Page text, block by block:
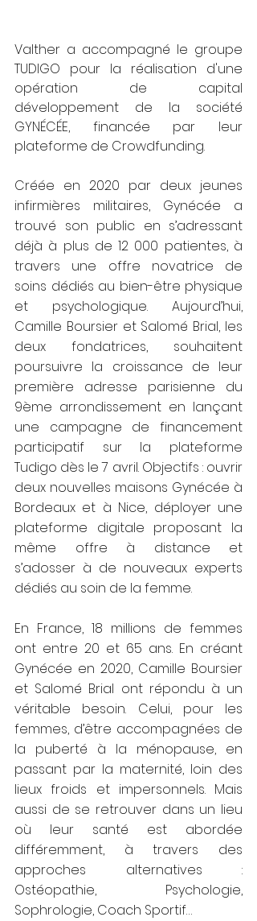
Valther a accompagné le groupe
TUDIGO pour la réalisation d'une
opération de capital
GYNÉCÉE, financée par leur
plateforme de Crowdfunding.
Créée en 2020 par deux jeunes
infirmières militaires, Gynécée a
trouvé son public en s’adressant
déjà à plus de 12 000 patientes, à
travers une offre novatrice de
soins dédiés au bien-être physique
et psychologique. Aujourd’hui,
Camille Boursier et Salomé Brial, les
deux fondatrices, souhaitent
poursuivre la croissance de leur
première adresse parisienne du
9ème arrondissement en lançant
une campagne de financement
participatif sur la plateforme
Tudigo dès le 7 avril. Objectifs : ouvrir
deux nouvelles maisons Gynécée à
Bordeaux et à Nice, déployer une
plateforme digitale proposant la
même offre à distance et
s’adosser à de nouveaux experts
dédiés au soin de la femme.
En France, 18 millions de femmes
ont entre 20 et 65 ans. En créant
Gynécée en 2020, Camille Boursier
et Salomé Brial ont répondu à un
véritable besoin. Celui, pour les
femmes, d’être accompagnées de
la puberté à la ménopause, en
passant par la maternité, loin des
lieux froids et impersonnels. Mais
aussi de se retrouver dans un lieu
où leur santé est abordée
différemment, à travers des
approches alternatives :
Ostéopathie, Psychologie,
Sophrologie, Coach Sportif…